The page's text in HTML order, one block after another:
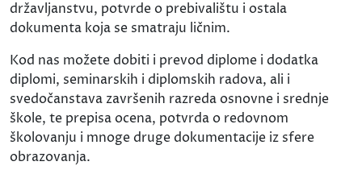
državljanstvu, potvrde o prebivalištu i ostala
dokumenta koja se smatraju ličnim.
Kod nas možete dobiti i prevod diplome i dodatka
diplomi, seminarskih i diplomskih radova, ali i
svedočanstava završenih razreda osnovne i srednje
škole, te prepisa ocena, potvrda o redovnom
školovanju i mnoge druge dokumentacije iz sfere
obrazovanja.